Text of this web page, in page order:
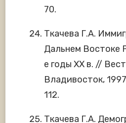
70.
Ткачева Г.А.
Дальнем Востоке
е годы ХХ в. //
Владивосток,
112.
Ткачева Г.А.